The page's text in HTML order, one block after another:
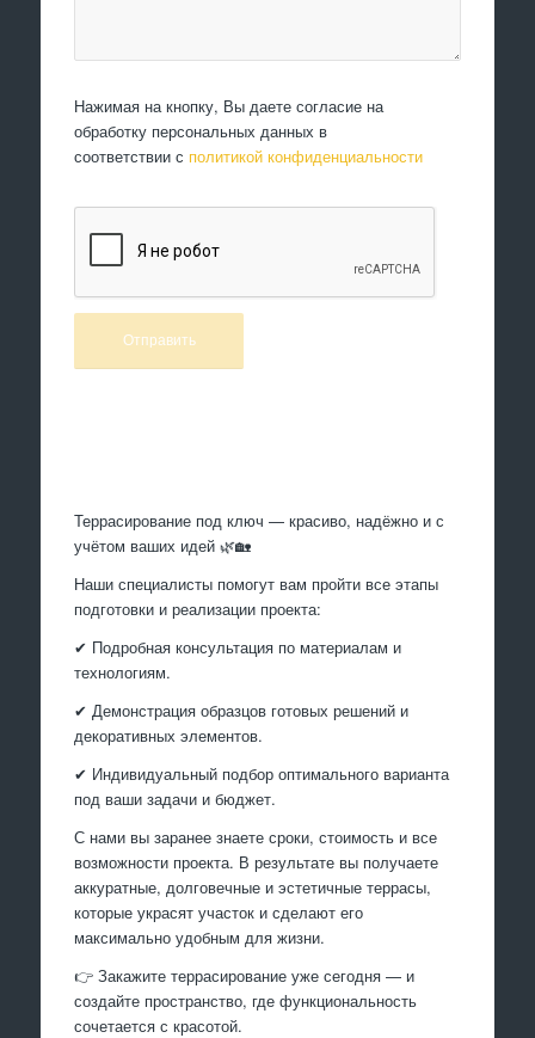
Нажимая на кнопку, Вы даете согласие на
обработку персональных данных в
соответствии с политикой конфиденциальности
Террасирование под ключ — красиво, надёжно и с
учётом ваших идей 🌿🏡
Наши специалисты помогут вам пройти все этапы
подготовки и реализации проекта:
✔ Подробная консультация по материалам и
технологиям.
✔ Демонстрация образцов готовых решений и
декоративных элементов.
✔ Индивидуальный подбор оптимального варианта
под ваши задачи и бюджет.
С нами вы заранее знаете сроки, стоимость и все
возможности проекта. В результате вы получаете
аккуратные, долговечные и эстетичные террасы,
которые украсят участок и сделают его
максимально удобным для жизни.
👉 Закажите террасирование уже сегодня — и
создайте пространство, где функциональность
сочетается с красотой.